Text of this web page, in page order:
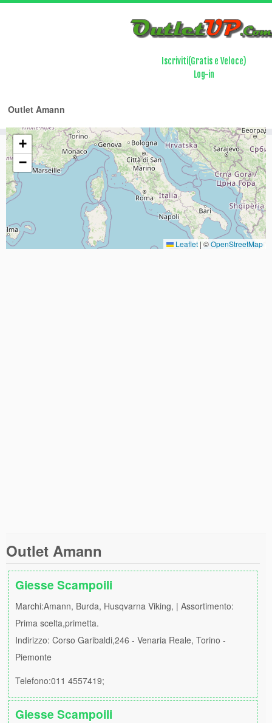
Array ( [0] => citta [1] => regione [2] => nome )
Iscriviti(Gratis e Veloce)
Log-in
Outlet Amann
Home Marchi/Brand
+
−
Leaflet | ©OpenStreetMap
Outlet Amann
Giesse Scampoili
Marchi:Amann, Burda, Husqvarna Viking, | Assortimento:
Prima scelta,primetta.
Indirizzo: Corso Garibaldi,246 - Venaria Reale, Torino -
Piemonte
Telefono:011 4557419;
Giesse Scampoili